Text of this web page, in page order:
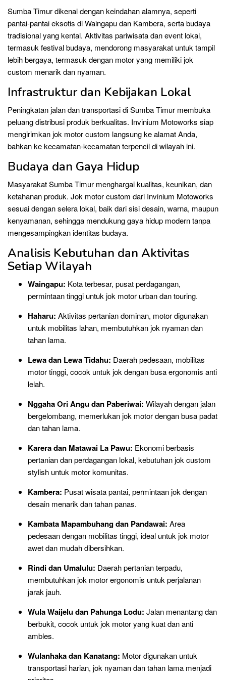
Sumba Timur dikenal dengan keindahan alamnya, seperti
pantai-pantai eksotis di Waingapu dan Kambera, serta budaya
tradisional yang kental. Aktivitas pariwisata dan event lokal,
termasuk festival budaya, mendorong masyarakat untuk tampil
lebih bergaya, termasuk dengan motor yang memiliki jok
custom menarik dan nyaman.
Infrastruktur dan Kebijakan Lokal
Peningkatan jalan dan transportasi di Sumba Timur membuka
peluang distribusi produk berkualitas. Invinium Motoworks siap
mengirimkan jok motor custom langsung ke alamat Anda,
bahkan ke kecamatan-kecamatan terpencil di wilayah ini.
Budaya dan Gaya Hidup
Masyarakat Sumba Timur menghargai kualitas, keunikan, dan
ketahanan produk. Jok motor custom dari Invinium Motoworks
sesuai dengan selera lokal, baik dari sisi desain, warna, maupun
kenyamanan, sehingga mendukung gaya hidup modern tanpa
mengesampingkan identitas budaya.
Analisis Kebutuhan dan Aktivitas
Setiap Wilayah
Waingapu: Kota terbesar, pusat perdagangan,
permintaan tinggi untuk jok motor urban dan touring.
Haharu: Aktivitas pertanian dominan, motor digunakan
untuk mobilitas lahan, membutuhkan jok nyaman dan
tahan lama.
Lewa dan Lewa Tidahu: Daerah pedesaan, mobilitas
motor tinggi, cocok untuk jok dengan busa ergonomis anti
lelah.
Nggaha Ori Angu dan Paberiwai: Wilayah dengan jalan
bergelombang, memerlukan jok motor dengan busa padat
dan tahan lama.
Karera dan Matawai La Pawu: Ekonomi berbasis
pertanian dan perdagangan lokal, kebutuhan jok custom
stylish untuk motor komunitas.
Kambera: Pusat wisata pantai, permintaan jok dengan
desain menarik dan tahan panas.
Kambata Mapambuhang dan Pandawai: Area
pedesaan dengan mobilitas tinggi, ideal untuk jok motor
awet dan mudah dibersihkan.
Rindi dan Umalulu: Daerah pertanian terpadu,
membutuhkan jok motor ergonomis untuk perjalanan
jarak jauh.
Wula Waijelu dan Pahunga Lodu: Jalan menantang dan
berbukit, cocok untuk jok motor yang kuat dan anti
ambles.
Wulanhaka dan Kanatang: Motor digunakan untuk
transportasi harian, jok nyaman dan tahan lama menjadi